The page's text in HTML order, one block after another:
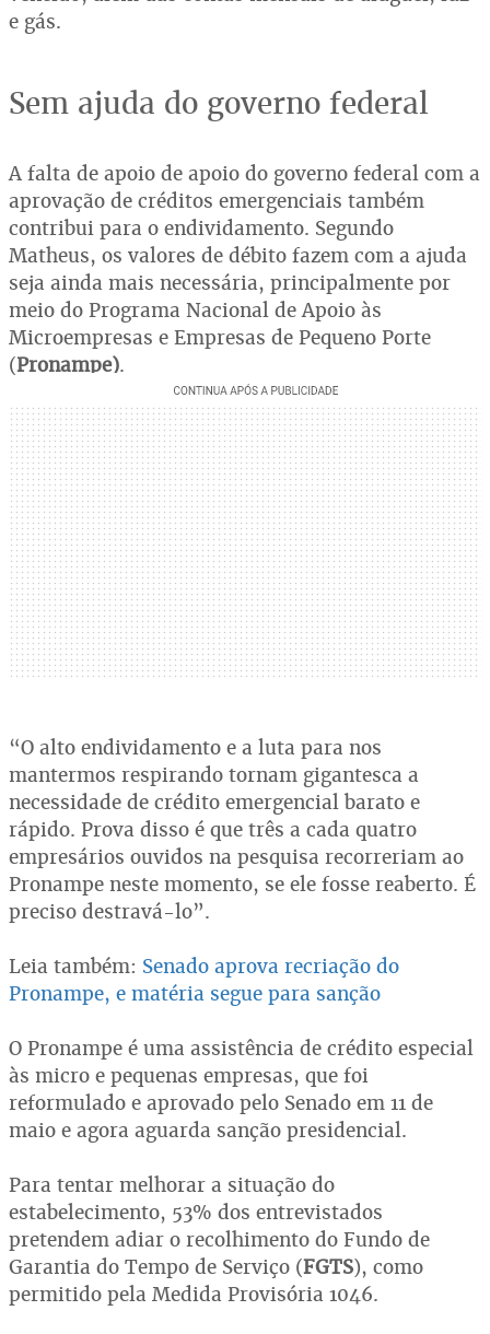
e gás.
Sem ajuda do governo federal
A falta de apoio de apoio do governo federal com a
aprovação de créditos emergenciais também
contribui para o endividamento. Segundo
Matheus, os valores de débito fazem com a ajuda
seja ainda mais necessária, principalmente por
meio do Programa Nacional de Apoio às
Microempresas e Empresas de Pequeno Porte
(Pronampe).
“O alto endividamento e a luta para nos
mantermos respirando tornam gigantesca a
necessidade de crédito emergencial barato e
rápido. Prova disso é que três a cada quatro
empresários ouvidos na pesquisa recorreriam ao
Pronampe neste momento, se ele fosse reaberto. É
preciso destravá-lo”.
Leia também: Senado aprova recriação do
Pronampe, e matéria segue para sanção
O Pronampe é uma assistência de crédito especial
às micro e pequenas empresas, que foi
reformulado e aprovado pelo Senado em 11 de
maio e agora aguarda sanção presidencial.
Para tentar melhorar a situação do
estabelecimento, 53% dos entrevistados
pretendem adiar o recolhimento do Fundo de
Garantia do Tempo de Serviço (FGTS), como
permitido pela Medida Provisória 1046.